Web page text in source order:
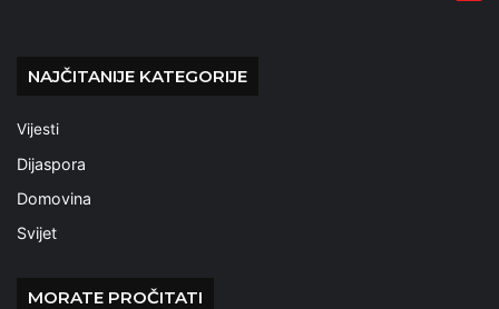
NAJČITANIJE KATEGORIJE
Vijesti
Dijaspora
Domovina
Svijet
MORATE PROČITATI